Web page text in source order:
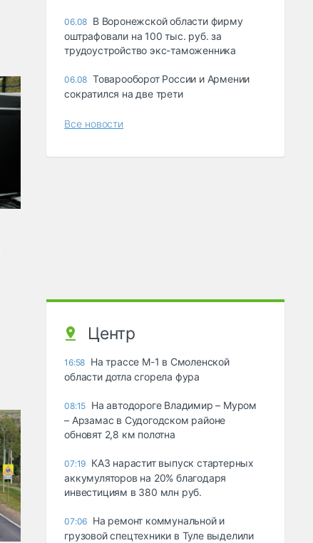
06.08 В Воронежской области фирму
оштрафовали на 100 тыс. руб. за
трудоустройство экс-таможенника
06.08 Товарооборот России и Армении
сократился на две трети
Все новости
Центр
16:58 На трассе М-1 в Смоленской
области дотла сгорела фура
08:15 На автодороге Владимир – Муром
– Арзамас в Судогодском районе
обновят 2,8 км полотна
07:19 КАЗ нарастит выпуск стартерных
аккумуляторов на 20% благодаря
инвестициям в 380 млн руб.
07:06 На ремонт коммунальной и
грузовой спецтехники в Туле выделили